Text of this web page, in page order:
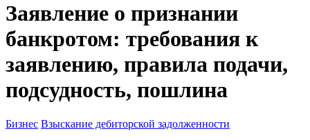
Заявление о признании
банкротом: требования к
заявлению, правила подачи,
подсудность, пошлина
Бизнес Взыскание дебиторской задолженности